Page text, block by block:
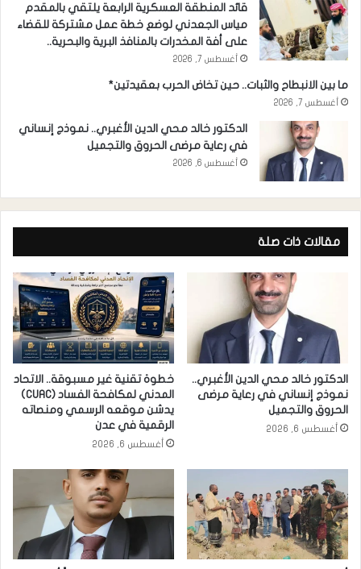
قائد المنطقة العسكرية الرابعة يلتقي بالمقدم
مياس الجعدني لوضع خطة عمل مشتركة للقضاء
على أفة المخدرات بالمنافذ البرية والبحرية..
أغسطس 7, 2026
ما بين الانبطاح والثبات.. حين تخاض الحرب بعقيدتين*
أغسطس 7, 2026
الدكتور خالد محي الدين الأغبري.. نموذج إنساني
في رعاية مرضى الحروق والتجميل
أغسطس 6, 2026
مقالات ذات صلة
الدكتور خالد محي الدين الأغبري..
نموذج إنساني في رعاية مرضى
الحروق والتجميل
أغسطس 6, 2026
خطوة تقنية غير مسبوقة.. الاتحاد
المدني لمكافحة الفساد (CUAC)
يدشن موقعه الرسمي ومنصاته
الرقمية في عدن
أغسطس 6, 2026